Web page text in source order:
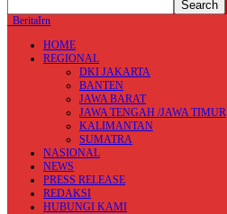
BeritaIrn
HOME
REGIONAL
DKI JAKARTA
BANTEN
JAWA BARAT
JAWA TENGAH /JAWA TIMUR
KALIMANTAN
SUMATRA
NASIONAL
NEWS
PRESS RELEASE
REDAKSI
HUBUNGI KAMI